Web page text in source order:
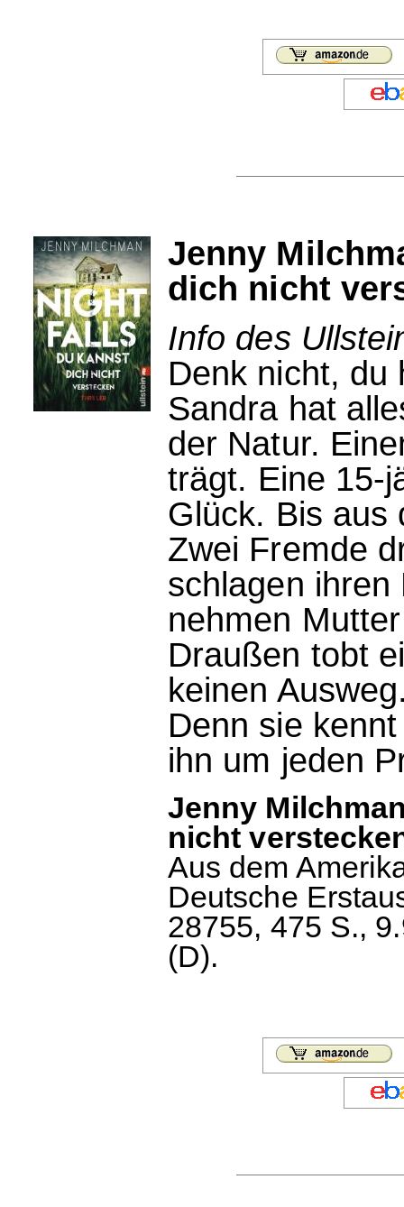
Jenny
dich nicht
Info des
Denk nicht, du
Sandra hat
der Natur.
trägt. Eine 15-
Glück. Bis aus
Zwei Fremde
schlagen
nehmen
Draußen tobt
keinen
Denn sie
ihn um jeden
Jenny
nicht
Aus dem
Deutsche
28755, 475 S.,
(D).